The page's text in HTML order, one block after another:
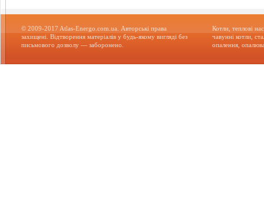
© 2009-2017 Atlas-Energo.com.ua. Авторські права
захищені. Відтворення матеріалів у будь-якому вигляді без
письмового дозволу — заборонено.
Котли, теплові
чавунні котли,
опалення,